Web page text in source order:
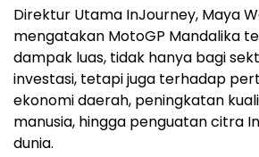
Direktur Utama InJourney, Maya
mengatakan MotoGP Mandalika
dampak luas, tidak hanya bagi
investasi, tetapi juga terhadap
ekonomi daerah, peningkatan
manusia, hingga penguatan citra
dunia.